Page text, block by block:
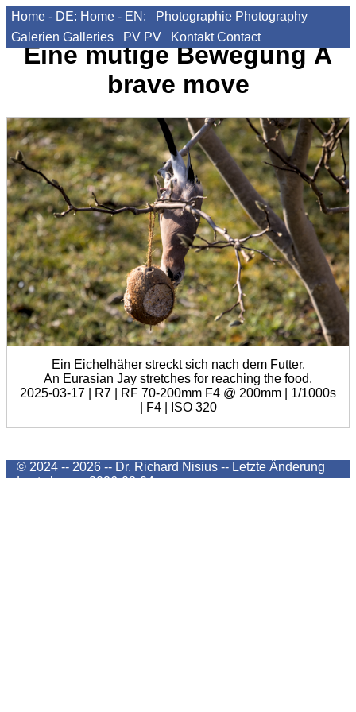
Home - DE: Home - EN: Photographie Photography
Galerien Galleries PV PV Kontakt Contact
Eine mutige BewegungA
brave move
Ein Eichelhäher streckt sich nach dem Futter.
An Eurasian Jay stretches for reaching the food.
2025-03-17 | R7 | RF 70-200mm F4 @ 200mm | 1/1000s
| F4 | ISO 320
© 2024 -- 2026 -- Dr. Richard Nisius -- Letzte Änderung
Last change2026-08-04